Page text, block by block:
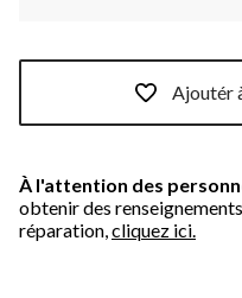
Ajoutér
À l'attention des
obtenir des
réparation, cliquez ici.